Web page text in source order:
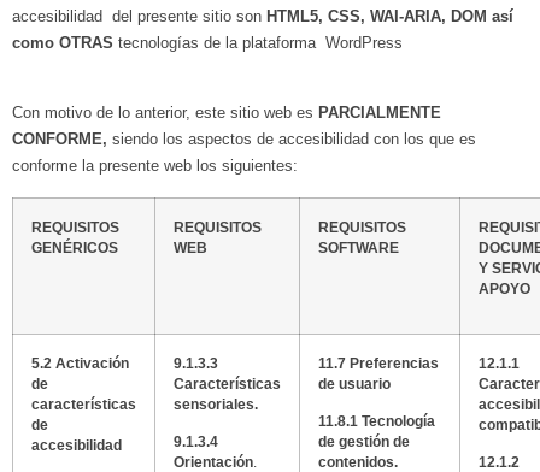
accesibilidad del presente sitio son HTML5, CSS, WAI-ARIA, DOM así
como OTRAS tecnologías de la plataforma WordPress
Con motivo de lo anterior, este sitio web es PARCIALMENTE
CONFORME, siendo los aspectos de accesibilidad con los que es
conforme la presente web los siguientes:
REQUISITOS
GENÉRICOS
REQUISITOS
WEB
REQUISITOS
SOFTWARE
Y
APOYO
5.2 Activación
de
características
de
accesibilidad
9.1.3.3
Características
sensoriales.
9.1.3.4
Orientación
11.7 Preferencias
de usuario
11.8.1 Tecnología
de gestión de
contenidos.
12.1.1
12.1.2